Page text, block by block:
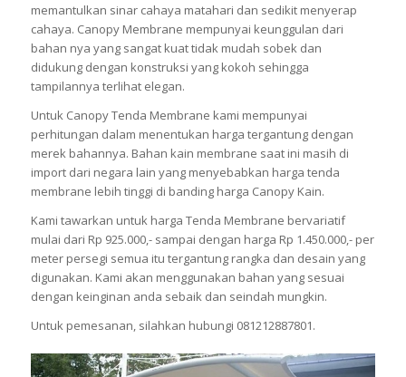
memantulkan sinar cahaya matahari dan sedikit menyerap
cahaya. Canopy Membrane mempunyai keunggulan dari
bahan nya yang sangat kuat tidak mudah sobek dan
didukung dengan konstruksi yang kokoh sehingga
tampilannya terlihat elegan.
Untuk Canopy Tenda Membrane kami mempunyai
perhitungan dalam menentukan harga tergantung dengan
merek bahannya. Bahan kain membrane saat ini masih di
import dari negara lain yang menyebabkan harga tenda
membrane lebih tinggi di banding harga Canopy Kain.
Kami tawarkan untuk harga Tenda Membrane bervariatif
mulai dari Rp 925.000,- sampai dengan harga Rp 1.450.000,- per
meter persegi semua itu tergantung rangka dan desain yang
digunakan. Kami akan menggunakan bahan yang sesuai
dengan keinginan anda sebaik dan seindah mungkin.
Untuk pemesanan, silahkan hubungi 081212887801.